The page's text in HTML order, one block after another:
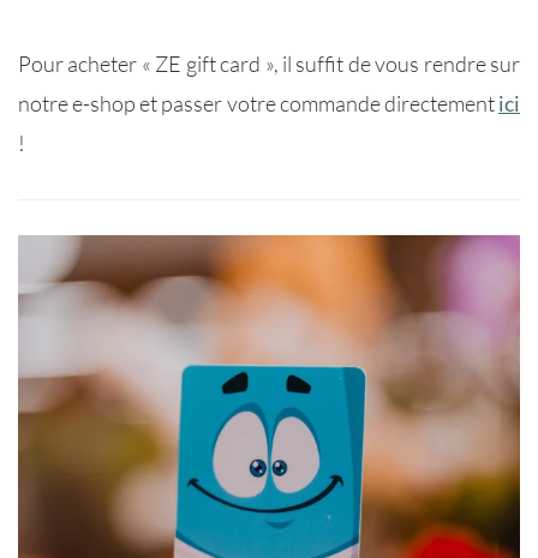
Pour acheter « ZE gift card », il suffit de vous rendre sur
notre e-shop et passer votre commande directementici
!